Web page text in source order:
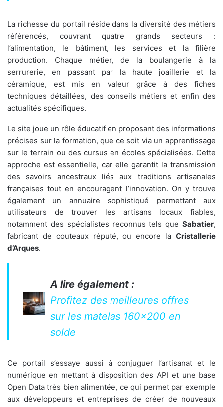
La richesse du portail réside dans la diversité des métiers
référencés, couvrant quatre grands secteurs :
l’alimentation, le bâtiment, les services et la filière
production. Chaque métier, de la boulangerie à la
serrurerie, en passant par la haute joaillerie et la
céramique, est mis en valeur grâce à des fiches
techniques détaillées, des conseils métiers et enfin des
actualités spécifiques.
Le site joue un rôle éducatif en proposant des informations
précises sur la formation, que ce soit via un apprentissage
sur le terrain ou des cursus en écoles spécialisées. Cette
approche est essentielle, car elle garantit la transmission
des savoirs ancestraux liés aux traditions artisanales
françaises tout en encouragent l’innovation. On y trouve
également un annuaire sophistiqué permettant aux
utilisateurs de trouver les artisans locaux fiables,
notamment des spécialistes reconnus tels que Sabatier,
fabricant de couteaux réputé, ou encore la Cristallerie
d’Arques.
A lire également :
Profitez des meilleures offres
sur les matelas 160x200 en
solde
Ce portail s’essaye aussi à conjuguer l’artisanat et le
numérique en mettant à disposition des API et une base
Open Data très bien alimentée, ce qui permet par exemple
aux développeurs et entreprises de créer de nouveaux